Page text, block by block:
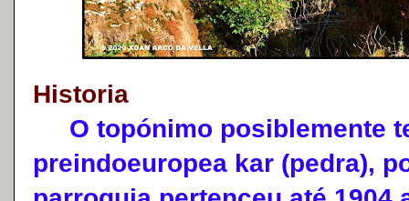
Historia
O topónimo posiblemente
preindoeuropea kar (pedra),